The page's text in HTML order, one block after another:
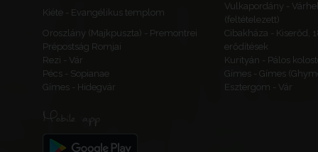
Kiéte - Evangélikus templom
Vulkapordány -
(feltételezett)
Oroszlány (Majkpuszta) - Premontrei
Prépostság Romjai
Cibakháza - Kiserőd,
erődítések
Rezi - Vár
Kurityán - Pálos
Pécs - Sopianae
Gímes - Gímes
Gímes - Hidegvár
Esztergom - Vár
Mobile app